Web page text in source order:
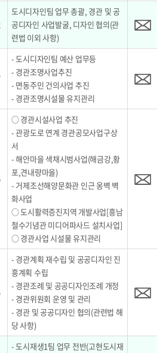
도시디자인팀 업무 총괄, 경관 및 공
공디자인 사업발굴, 디자인 협의(관
련법 이외 사항)
- 도시디자인팀 예산 업무등
- 경관조명사업추진
- 면동주민 건의사업 추진
- 경관조명시설물 유지관리
○ 경관시설사업 추진
- 관광도로 연계 경관공모사업구상
서
- 해안마을 색채시범사업(해금강,황
포,견내량마을)
- 거제조선해양문화관 인근 옹벽 벽
화사업
○ 도시활력증진지역 개발사업[흥남
철수기념관 미디어파사드 설치사업]
○ 경관사업 시설물 유지관리
- 경관계획 재수립 및 공공디자인 진
흥계획 수립
- 경관조례 및 공공디자인조례 개정
- 경관위원회 운영 및 관리
- 경관 및 공공디자인 협의(관련법 해
당 사항)
- 도시재생1팀 업무 전반(고현도시재